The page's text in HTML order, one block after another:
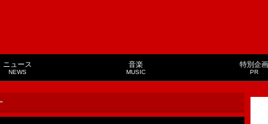
ニュース
NEWS
音楽
MUSIC
特別企画
PR